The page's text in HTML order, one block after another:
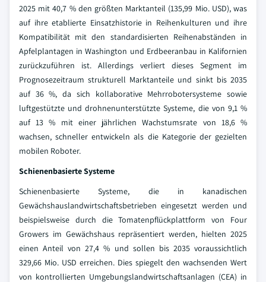
2025 mit 40,7 % den größten Marktanteil (135,99 Mio. USD), was
auf ihre etablierte Einsatzhistorie in Reihenkulturen und ihre
Kompatibilität mit den standardisierten Reihenabständen in
Apfelplantagen in Washington und Erdbeeranbau in Kalifornien
zurückzuführen ist. Allerdings verliert dieses Segment im
Prognosezeitraum strukturell Marktanteile und sinkt bis 2035
auf 36 %, da sich kollaborative Mehrrobotersysteme sowie
luftgestützte und drohnenunterstützte Systeme, die von 9,1 %
auf 13 % mit einer jährlichen Wachstumsrate von 18,6 %
wachsen, schneller entwickeln als die Kategorie der gezielten
mobilen Roboter.
Schienenbasierte Systeme
Schienenbasierte Systeme, die in kanadischen
Gewächshauslandwirtschaftsbetrieben eingesetzt werden und
beispielsweise durch die Tomatenpflückplattform von Four
Growers im Gewächshaus repräsentiert werden, hielten 2025
einen Anteil von 27,4 % und sollen bis 2035 voraussichtlich
329,66 Mio. USD erreichen. Dies spiegelt den wachsenden Wert
von kontrollierten Umgebungslandwirtschaftsanlagen (CEA) in